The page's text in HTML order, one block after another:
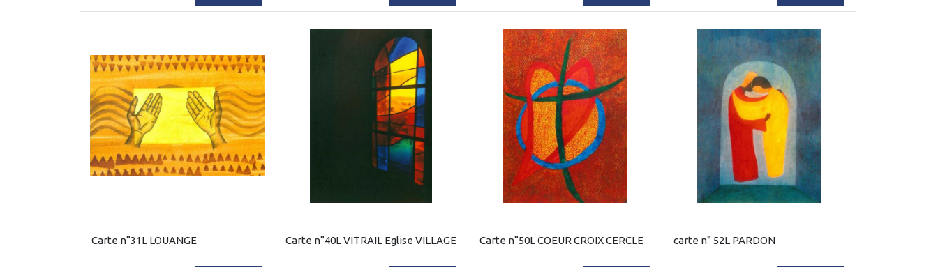
Carte n°31L LOUANGE Carte n°40L VITRAIL Eglise VILLAGE Carte n°50L COEUR CROIX CERCLE carte n° 52L PARDON